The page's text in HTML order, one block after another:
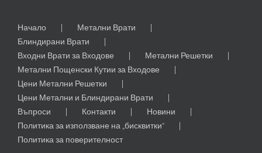
Начало
Метални Врати
Блиндирани Врати
Входни Врати за Входове
Метални Решетки
Метални Пощенски Кутии за Входове
Цени Метални Решетки
Цени Метални и Блиндирани Врати
Въпроси
Контакти
Новини
Политика за използване на „бисквитки“
Политика за поверителност